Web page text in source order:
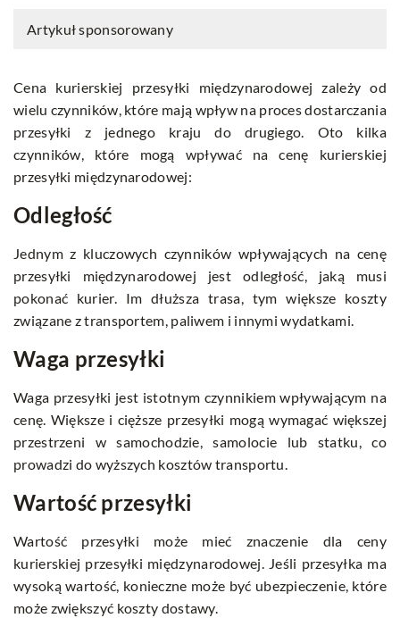
Artykuł sponsorowany
Cena kurierskiej przesyłki międzynarodowej zależy od
wielu czynników, które mają wpływ na proces dostarczania
przesyłki z jednego kraju do drugiego. Oto kilka
czynników, które mogą wpływać na cenę kurierskiej
przesyłki międzynarodowej:
Odległość
Jednym z kluczowych czynników wpływających na cenę
przesyłki międzynarodowej jest odległość, jaką musi
pokonać kurier. Im dłuższa trasa, tym większe koszty
związane z transportem, paliwem i innymi wydatkami.
Waga przesyłki
Waga przesyłki jest istotnym czynnikiem wpływającym na
cenę. Większe i cięższe przesyłki mogą wymagać większej
przestrzeni w samochodzie, samolocie lub statku, co
prowadzi do wyższych kosztów transportu.
Wartość przesyłki
Wartość przesyłki może mieć znaczenie dla ceny
kurierskiej przesyłki międzynarodowej. Jeśli przesyłka ma
wysoką wartość, konieczne może być ubezpieczenie, które
może zwiększyć koszty dostawy.